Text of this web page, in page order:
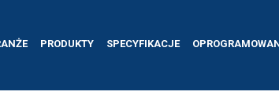
PRODUKTY SPECYFIKACJE